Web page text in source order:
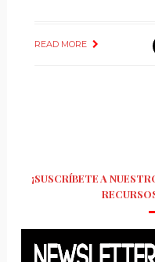
READ MORE
¡SUSCRÍBETE A